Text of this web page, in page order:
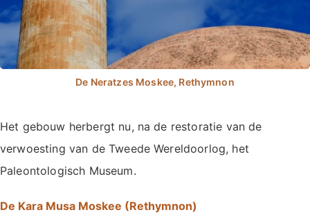
Het gebouw herbergt nu, na de restoratie van de
verwoesting van de Tweede Wereldoorlog, het
Paleontologisch Museum.
De Kara Musa Moskee (Rethymnon)